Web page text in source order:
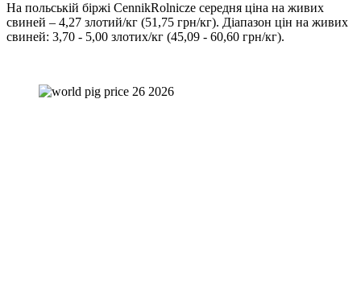
На польській біржі CennikRolnicze середня ціна на живих
свиней – 4,27 злотий/кг (51,75 грн/кг). Діапазон цін на живих
свиней: 3,70 - 5,00 злотих/кг (45,09 - 60,60 грн/кг).